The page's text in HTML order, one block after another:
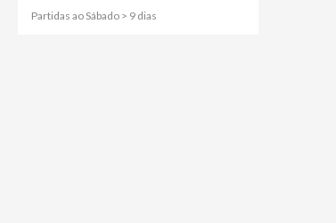
Partidas ao Sábado > 9 dias